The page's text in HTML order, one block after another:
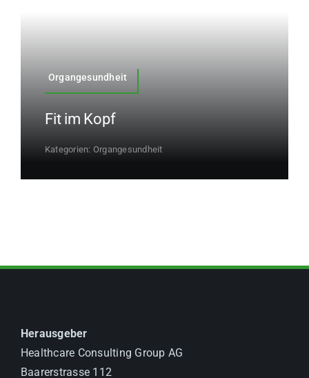
Organgesundheit
Fit im Kopf
Kategorien: Organgesundheit
Herausgeber
Healthcare Consulting Group AG
Baarerstrasse 112